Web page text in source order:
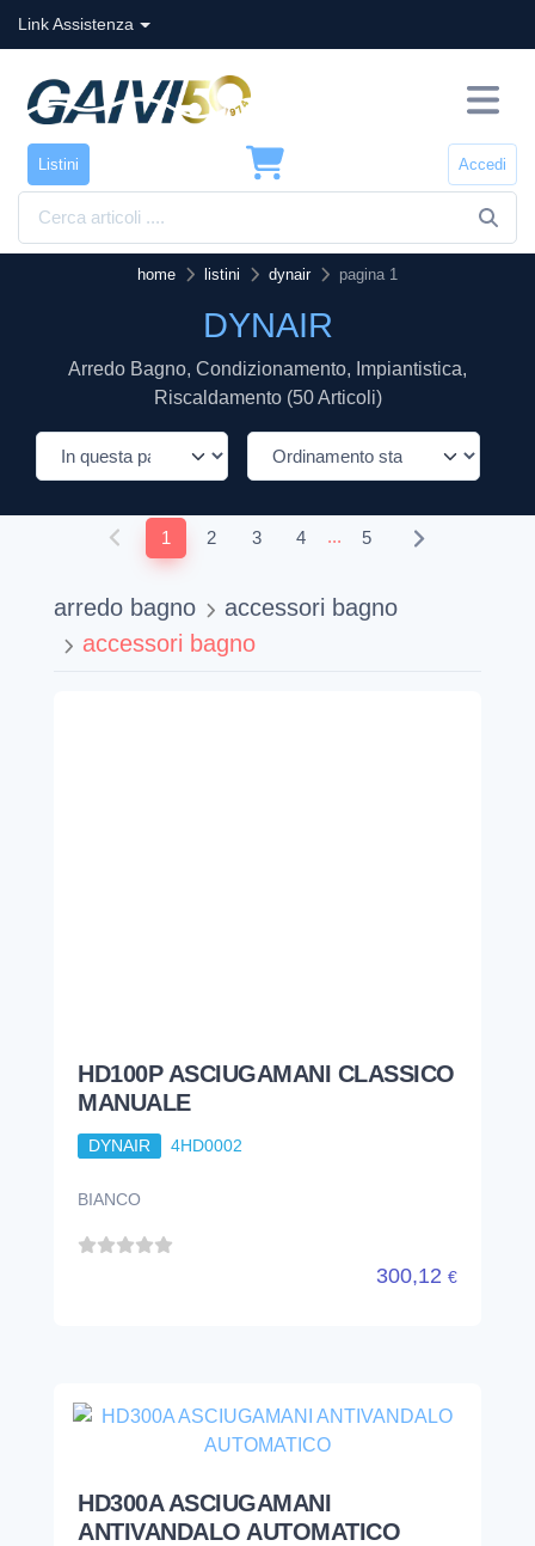
Link Assistenza
Listini Accedi
home listini dynair pagina 1
DYNAIR
Arredo Bagno, Condizionamento, Impiantistica,
Riscaldamento (50 Articoli)
1 2 3 4 ... 5
arredo bagno
accessori bagno
accessori bagno
HD100P ASCIUGAMANI CLASSICO
MANUALE
DYNAIR 4HD0002
BIANCO
300,12 €
HD300A ASCIUGAMANI
ANTIVANDALO AUTOMATICO